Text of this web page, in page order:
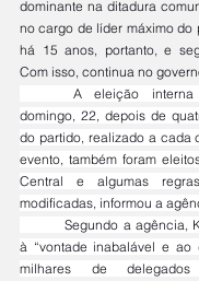
dominante na ditadura
no cargo de líder máximo
há 15 anos, portanto, e
Com isso, continua no
domingo, 22, depois de
do partido, realizado a cada
evento, também foram
Central e algumas
modificadas, informou a
	Segundo a agência, Kim foi reeleito graças
à “vontade inabalável e ao
milhares de